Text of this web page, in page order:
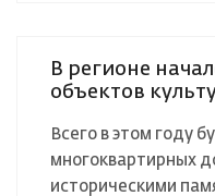
В регионе
объектов
Всего в этом году
многоквартирных
историческими